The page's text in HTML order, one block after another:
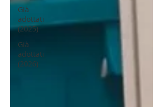
Già
adottati
(2025)
Già
adottati
(2026)